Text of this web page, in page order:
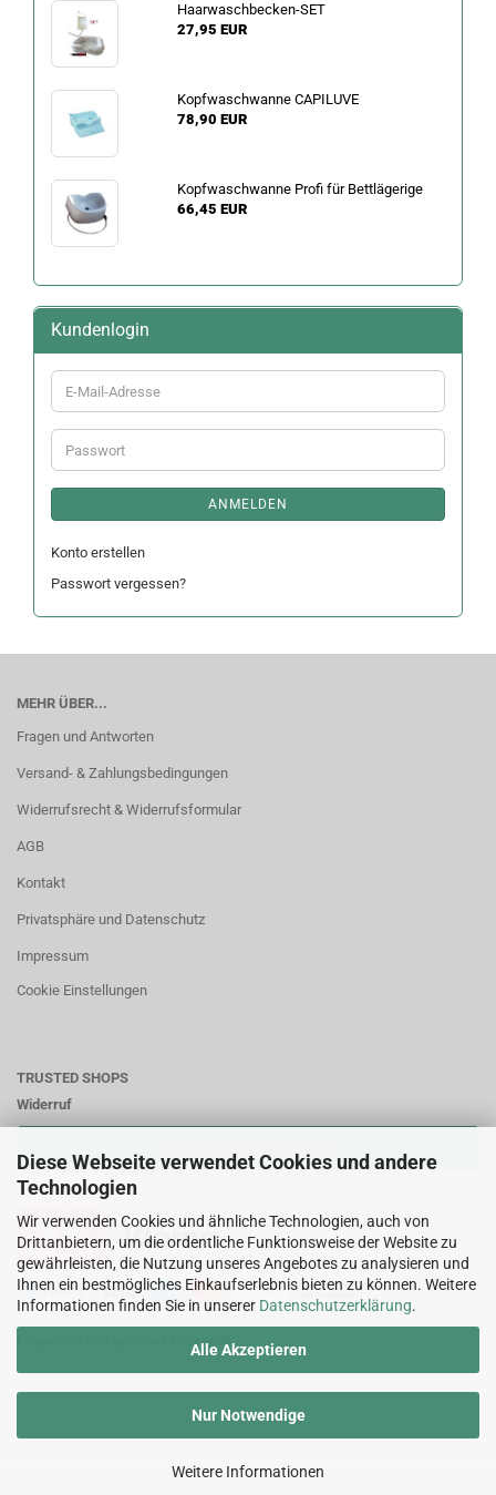
Diese Webseite verwendet Cookies und andere
Technologien
Wir verwenden Cookies und ähnliche Technologien, auch von
Drittanbietern, um die ordentliche Funktionsweise der Website zu
gewährleisten, die Nutzung unseres Angebotes zu analysieren und
Ihnen ein bestmögliches Einkaufserlebnis bieten zu können. Weitere
Informationen finden Sie in unserer Datenschutzerklärung.
Alle Akzeptieren
Nur Notwendige
Weitere Informationen
Haarwaschbecken-SET
27,95 EUR
Kopfwaschwanne CAPILUVE
78,90 EUR
Kopfwaschwanne Profi für Bettlägerige
66,45 EUR
Kundenlogin
E-
Mail-
Adresse
Passwort
ANMELDEN
Konto erstellen
Passwort vergessen?
MEHR ÜBER...
Fragen und Antworten
Versand- & Zahlungsbedingungen
Widerrufsrecht & Widerrufsformular
AGB
Kontakt
Privatsphäre und Datenschutz
Impressum
Cookie Einstellungen
TRUSTED SHOPS
Widerruf
Zahlungsweisen:
Folgen Sie uns auch auf Facebook